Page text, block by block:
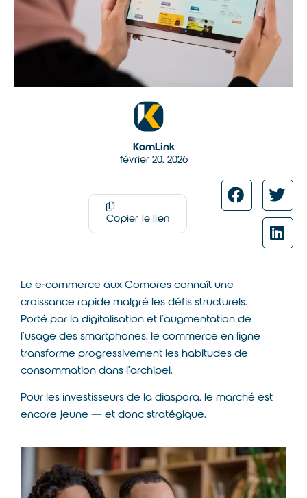
KomLink
février 20, 2026
Copier le lien
Le e-commerce aux Comores connaît une
croissance rapide malgré les défis structurels.
Porté par la digitalisation et l’augmentation de
l’usage des smartphones, le commerce en ligne
transforme progressivement les habitudes de
consommation dans l’archipel.
Pour les investisseurs de la diaspora, le marché est
encore jeune — et donc stratégique.